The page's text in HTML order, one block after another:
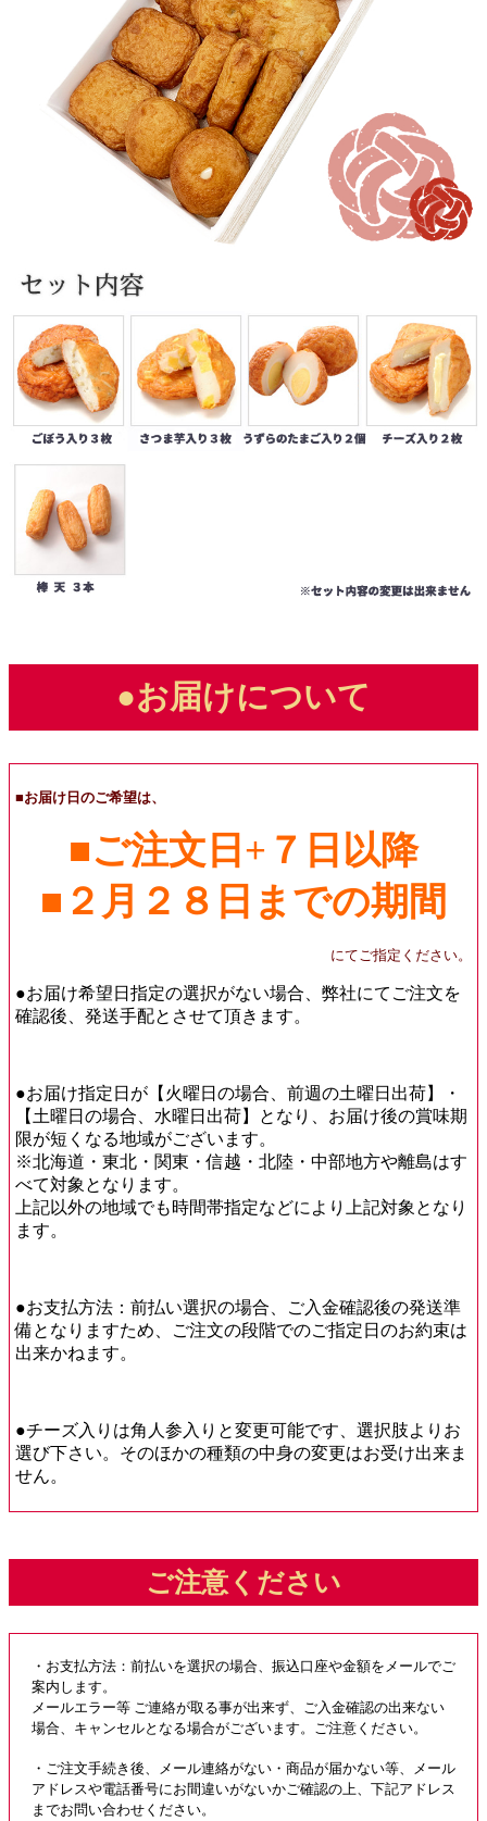
●お届けについて
■お届け日のご希望は、
■ご注文日+７日以降
■２月２８日までの期間
にてご指定ください。
●お届け希望日指定の選択がない場合、弊社にてご注文を
確認後、発送手配とさせて頂きます。
●お届け指定日が【火曜日の場合、前週の土曜日出荷】・
【土曜日の場合、水曜日出荷】となり、お届け後の賞味期
限が短くなる地域がございます。
※北海道・東北・関東・信越・北陸・中部地方や離島はす
べて対象となります。
上記以外の地域でも時間帯指定などにより上記対象となり
ます。
●お支払方法：前払い選択の場合、ご入金確認後の発送準
備となりますため、ご注文の段階でのご指定日のお約束は
出来かねます。
●チーズ入りは角人参入りと変更可能です、選択肢よりお
選び下さい。そのほかの種類の中身の変更はお受け出来ま
せん。
ご注意ください
・お支払方法：前払いを選択の場合、振込口座や金額をメールでご
案内します。
メールエラー等 ご連絡が取る事が出来ず、ご入金確認の出来ない
場合、キャンセルとなる場合がございます。ご注意ください。
・ご注文手続き後、メール連絡がない・商品が届かない等、メール
アドレスや電話番号にお間違いがないかご確認の上、下記アドレス
までお問い合わせください。